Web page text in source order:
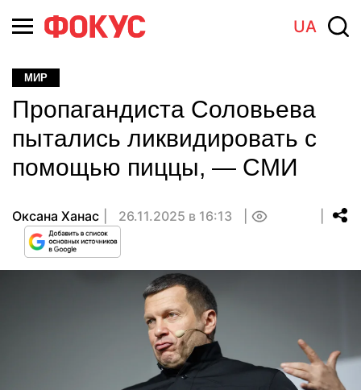
UA
МИР
Пропагандиста Соловьева
пытались ликвидировать с
помощью пиццы, — СМИ
Оксана Ханас 26.11.2025 в 16:13